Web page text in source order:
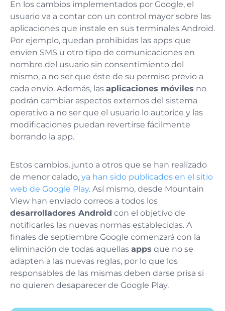
En los cambios implementados por Google, el
usuario va a contar con un control mayor sobre las
aplicaciones que instale en sus terminales Android.
Por ejemplo, quedan prohibidas las apps que
envíen SMS u otro tipo de comunicaciones en
nombre del usuario sin consentimiento del
mismo, a no ser que éste de su permiso previo a
cada envío. Además, las aplicaciones móviles no
podrán cambiar aspectos externos del sistema
operativo a no ser que el usuario lo autorice y las
modificaciones puedan revertirse fácilmente
borrando la app.
Estos cambios, junto a otros que se han realizado
de menor calado, ya han sido publicados en el sitio
web de Google Play. Así mismo, desde Mountain
View han enviado correos a todos los
desarrolladores Android con el objetivo de
notificarles las nuevas normas establecidas. A
finales de septiembre Google comenzará con la
eliminación de todas aquellas apps que no se
adapten a las nuevas reglas, por lo que los
responsables de las mismas deben darse prisa si
no quieren desaparecer de Google Play.